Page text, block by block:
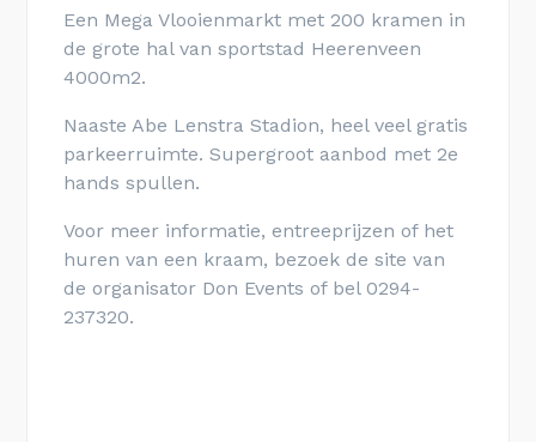
Een Mega Vlooienmarkt met 200 kramen in
de grote hal van sportstad Heerenveen
4000m2.
Naaste Abe Lenstra Stadion, heel veel gratis
parkeerruimte. Supergroot aanbod met 2e
hands spullen.
Voor meer informatie, entreeprijzen of het
huren van een kraam, bezoek de site van
de organisator Don Events of bel 0294-
237320.